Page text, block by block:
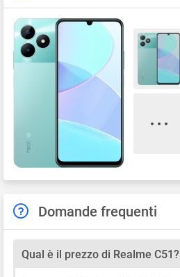
Domande frequenti
Qual è il prezzo di Realme C51?